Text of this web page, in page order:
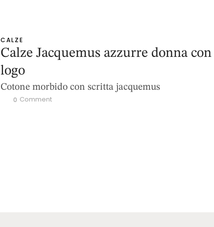
CALZE
Calze Jacquemus azzurre donna con
logo
Cotone morbido con scritta jacquemus
0 Comment